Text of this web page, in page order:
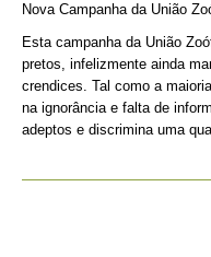
Nova Campanha da União
Esta campanha da União
pretos, infelizmente ainda
crendices. Tal como a
na ignorância e falta de
adeptos e discrimina uma